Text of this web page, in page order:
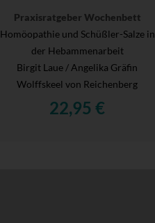
Praxisratgeber Wochenbett
Homöopathie und Schüßler-Salze in
der Hebammenarbeit
Birgit Laue / Angelika Gräfin
Wolffskeel von Reichenberg
22,95 €